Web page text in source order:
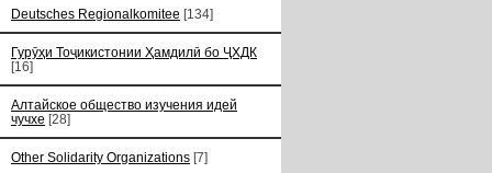
Deutsches Regionalkomitee [134]
Гурӯҳи Тоҷикистонии Ҳамдилӣ бо ҶХДК
[16]
Алтайское общество изучения идей
чучхе [28]
Other Solidarity Organizations [7]